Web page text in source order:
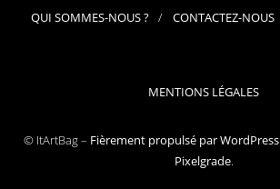
QUI SOMMES-NOUS ? CONTACTEZ-NOUS
MENTIONS LÉGALES
© ItArtBag – Fièrement propulsé par WordPress
Pixelgrade.